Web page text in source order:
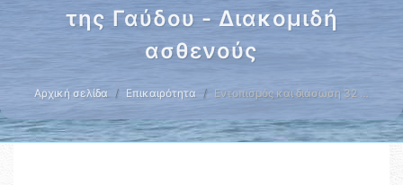
της Γαύδου - Διακομιδή
ασθενούς
Αρχική σελίδα Επικαιρότητα Εντοπισμός και διάσωση 32 …